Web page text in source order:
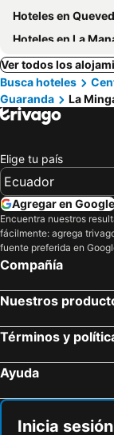
Hoteles en
Hoteles en La
Ver todos los
Busca hoteles
Guaranda
La
Elige tu país
Agregar en Google
Encuentra nuestros
fácilmente: agrega
fuente preferida en
Compañía
Nuestros
Términos y
Ayuda
Inicia